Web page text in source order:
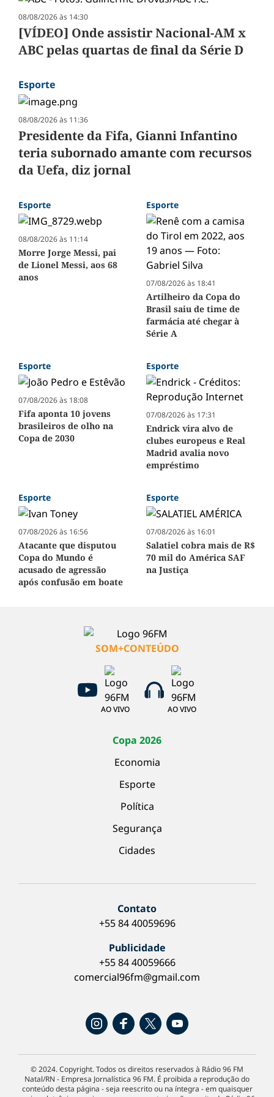
08/08/2026 às 14:30
[VÍDEO] Onde assistir Nacional-AM x
ABC pelas quartas de final da Série D
Esporte
08/08/2026 às 11:36
Presidente da Fifa, Gianni Infantino
teria subornado amante com recursos
da Uefa, diz jornal
Esporte
08/08/2026 às 11:14
Morre Jorge Messi, pai
de Lionel Messi, aos 68
anos
Esporte
07/08/2026 às 18:41
Artilheiro da Copa do
Brasil saiu de time de
farmácia até chegar à
Série A
Esporte
07/08/2026 às 18:08
Fifa aponta 10 jovens
brasileiros de olho na
Copa de 2030
Esporte
07/08/2026 às 17:31
Endrick vira alvo de
clubes europeus e Real
Madrid avalia novo
empréstimo
Esporte
07/08/2026 às 16:56
Atacante que disputou
Copa do Mundo é
acusado de agressão
após confusão em boate
Esporte
07/08/2026 às 16:01
Salatiel cobra mais de R$
70 mil do América SAF
na Justiça
SOM+CONTEÚDO
AO VIVO AO VIVO
Copa 2026
Economia
Esporte
Política
Segurança
Cidades
Contato
+55 84 40059696
Publicidade
+55 84 40059666
comercial96fm@gmail.com
© 2024. Copyright. Todos os direitos reservados à Rádio 96 FM
Natal/RN - Empresa Jornalística 96 FM. É proibida a reprodução do
conteúdo desta página - seja reescrito ou na íntegra - em quaisquer